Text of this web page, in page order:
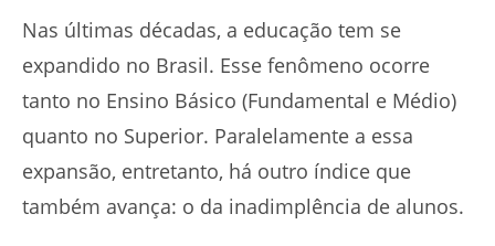
Nas últimas décadas, a educação tem se
expandido no Brasil. Esse fenômeno ocorre
tanto no Ensino Básico (Fundamental e Médio)
quanto no Superior. Paralelamente a essa
expansão, entretanto, há outro índice que
também avança: o da inadimplência de alunos.